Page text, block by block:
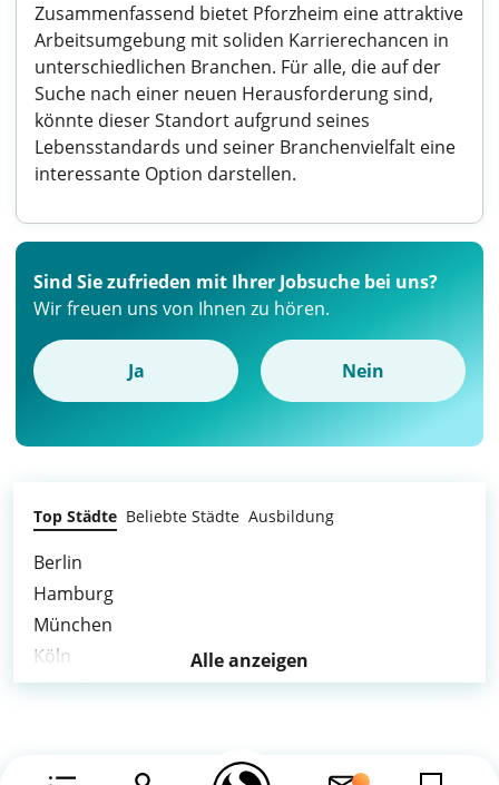
Zusammenfassend bietet Pforzheim eine attraktive
Arbeitsumgebung mit soliden Karrierechancen in
unterschiedlichen Branchen. Für alle, die auf der
Suche nach einer neuen Herausforderung sind,
könnte dieser Standort aufgrund seines
Lebensstandards und seiner Branchenvielfalt eine
interessante Option darstellen.
Sind Sie zufrieden mit Ihrer Jobsuche bei uns?
Wir freuen uns von Ihnen zu hören.
Ja Nein
Top Städte Beliebte Städte Ausbildung
Berlin
Hamburg
München
Köln
Frankfurt am Main
Alle anzeigen